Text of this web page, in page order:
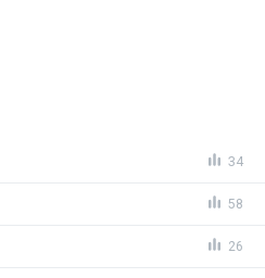
34
58
26